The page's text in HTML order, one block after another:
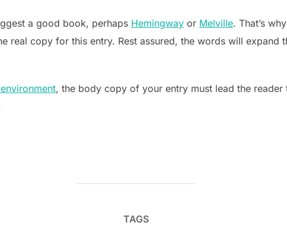
a good book, perhaps Hemingway or Melville. That’s
real copy for this entry. Rest assured, the words will expand
, the body copy of your entry must lead the reader
TAGS